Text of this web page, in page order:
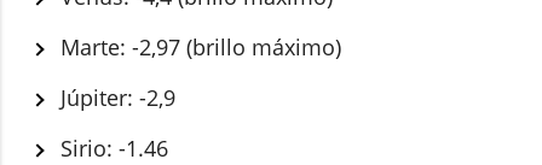
Marte: -2,97 (brillo máximo)
Júpiter: -2,9
Sirio: -1.46